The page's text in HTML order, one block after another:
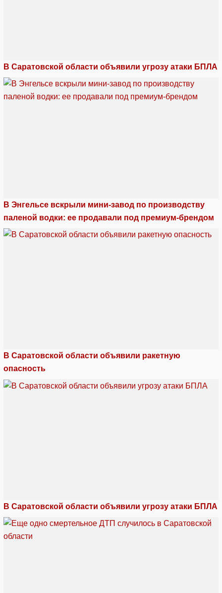
В Саратовской области объявили угрозу атаки БПЛА
В Энгельсе вскрыли мини-завод по производству
паленой водки: ее продавали под премиум-брендом
В Саратовской области объявили ракетную
опасность
В Саратовской области объявили угрозу атаки БПЛА